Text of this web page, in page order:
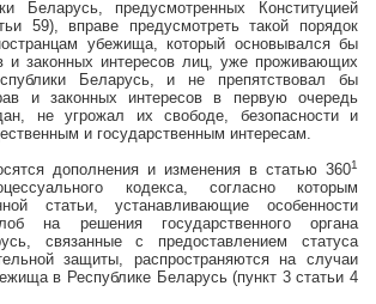
Беларусь, предусмотренных Конституцией
59), вправе предусмотреть такой порядок
убежища, который основывался бы
и законных интересов лиц, уже проживающих
Беларусь, и не препятствовал бы
и законных интересов в первую очередь
не угрожал их свободе, безопасности и
и государственным интересам.
дополнения и изменения в статью 3601
кодекса, согласно которым
статьи, устанавливающие особенности
на решения государственного органа
связанные с предоставлением статуса
защиты, распространяются на случаи
в Республике Беларусь (пункт 3 статьи 4